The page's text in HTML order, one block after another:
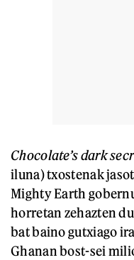
Chocolate’s dark
iluna) txostenak
Mighty Earth
horretan zehazten
bat baino gutxiago
Ghanan bost-sei